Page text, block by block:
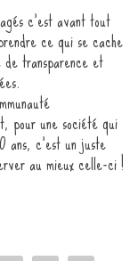
c’est avant tout
ce qui se cache
transparence et
pour une société qui
c’est un juste
au mieux celle-ci !